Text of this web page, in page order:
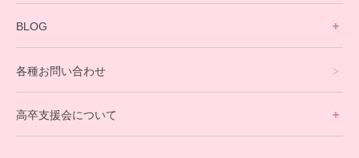
寮生活サポート
卒業生の今
[家庭訪問カウンセリング]
BLOG
保護者交流だより一覧
各種お問い合わせ
高卒支援会について